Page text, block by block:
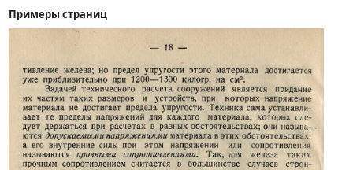
Примеры страниц